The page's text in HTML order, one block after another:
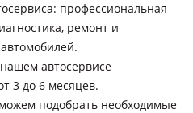
- 2014 1 поколение
профессиональная
ремонт и
автосервисе
3 до 6 месяцев.
подобрать необходимые